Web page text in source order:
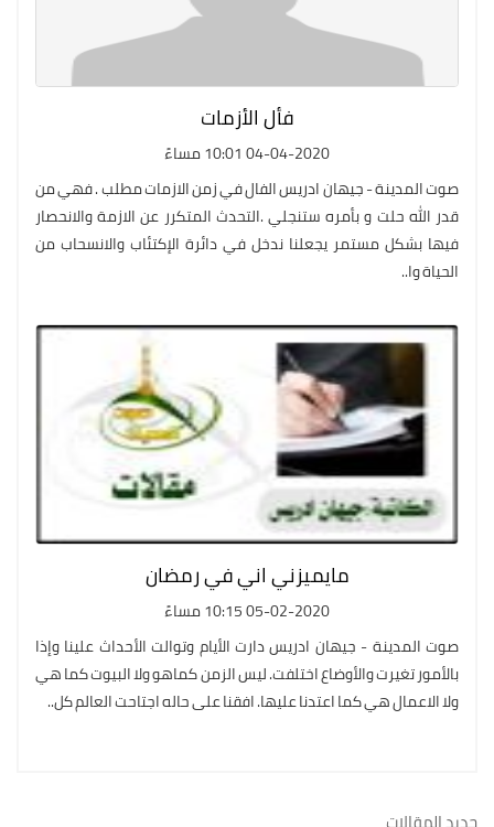
فأل الأزمات
04-04-2020 10:01 مساءً
صوت المدينة - جيهان ادريس الفال في زمن الازمات مطلب . فهي من
قدر الله حلت و بأمره ستنجلي .التحدث المتكرر عن الازمة والانحصار
فيها بشكل مستمر يجعلنا ندخل في دائرة الإكتئاب والانسحاب من
الحياة وا..
مايميزني اني في رمضان
05-02-2020 10:15 مساءً
صوت المدينة - جيهان ادريس دارت الأيام وتوالت الأحداث علينا وإذا
بالأمور تغيرت والأوضاع اختلفت. ليس الزمن كماهو ولا البيوت كما هي
ولا الاعمال هي كما اعتدنا عليها. افقنا على حاله اجتاحت العالم كل..